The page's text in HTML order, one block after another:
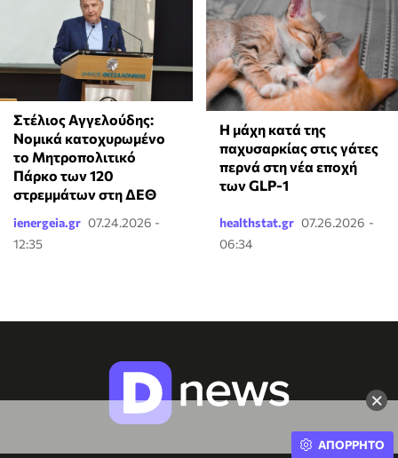
×
Στέλιος Αγγελούδης:
Νομικά κατοχυρωμένο
το Μητροπολιτικό
Πάρκο των 120
στρεμμάτων στη ΔΕΘ
ienergeia.gr 07.24.2026 -
12:35
Η μάχη κατά της
παχυσαρκίας στις γάτες
περνά στη νέα εποχή
των GLP-1
healthstat.gr 07.26.2026 -
06:34
ΑΠΟΡΡΗΤΟ